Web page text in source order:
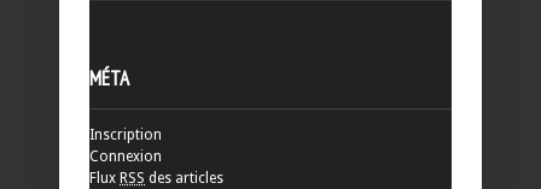
MÉTA
Inscription
Connexion
Flux RSS des articles